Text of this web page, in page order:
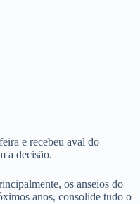
e recebeu aval do
a decisão.
os anseios do
anos, consolide tudo o